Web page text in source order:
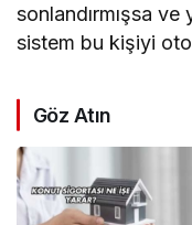
sonlandırmışsa
sistem bu kişiyi
Göz Atın